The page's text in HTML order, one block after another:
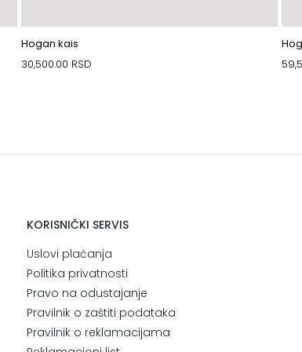
Hogan kais
30,500.00 RSD
KORISNIČKI SERVIS
Uslovi plaćanja
Politika privatnosti
Pravo na odustajanje
Pravilnik o zaštiti podataka
Pravilnik o reklamacijama